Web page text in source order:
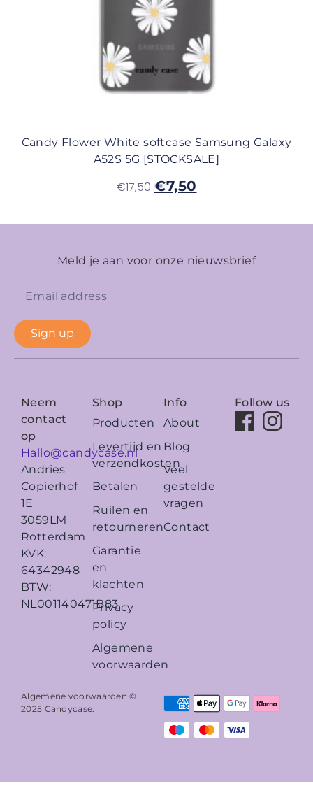
Candy Flower White softcase Samsung Galaxy
A52S 5G [STOCKSALE]
€17,50 €7,50
Meld je aan voor onze nieuwsbrief
Sign up
Neem
contact
op
Hallo@candycase.nl
Andries
Copierhof
1E
3059LM
Rotterdam
KVK:
64342948
BTW:
NL001140471B83
Shop
Producten
Levertijd en
verzendkosten
Betalen
Ruilen en
retourneren
Garantie
en
klachten
Privacy
policy
Algemene
voorwaarden
Info
About
Blog
Veel
gestelde
vragen
Contact
Follow us
Algemene voorwaarden ©
2025 Candycase.